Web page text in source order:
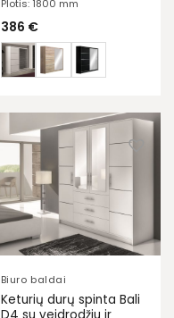
Plotis: 1800 mm
386 €
Biuro baldai
Keturių durų spinta Bali
D4 su veidrodžiu ir